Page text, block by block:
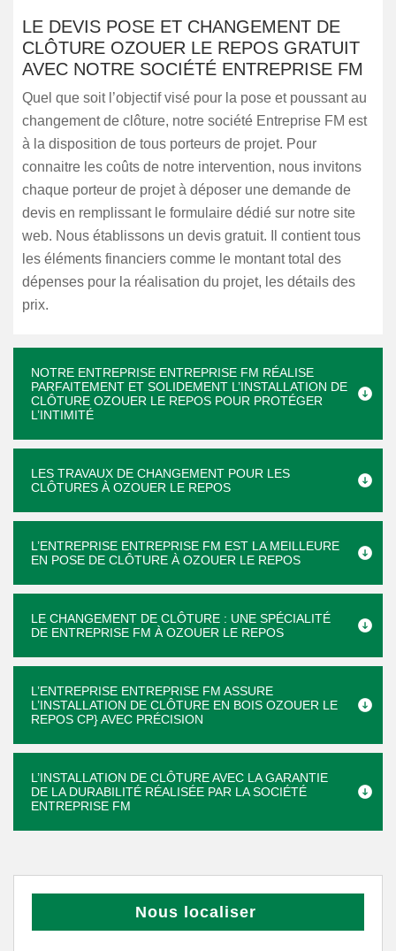
LE DEVIS POSE ET CHANGEMENT DE
CLÔTURE OZOUER LE REPOS GRATUIT
AVEC NOTRE SOCIÉTÉ ENTREPRISE FM
Quel que soit l’objectif visé pour la pose et poussant au
changement de clôture, notre société Entreprise FM est
à la disposition de tous porteurs de projet. Pour
connaitre les coûts de notre intervention, nous invitons
chaque porteur de projet à déposer une demande de
devis en remplissant le formulaire dédié sur notre site
web. Nous établissons un devis gratuit. Il contient tous
les éléments financiers comme le montant total des
dépenses pour la réalisation du projet, les détails des
prix.
NOTRE ENTREPRISE ENTREPRISE FM RÉALISE
PARFAITEMENT ET SOLIDEMENT L’INSTALLATION DE
CLÔTURE OZOUER LE REPOS POUR PROTÉGER
L’INTIMITÉ
LES TRAVAUX DE CHANGEMENT POUR LES
CLÔTURES À OZOUER LE REPOS
L’ENTREPRISE ENTREPRISE FM EST LA MEILLEURE
EN POSE DE CLÔTURE À OZOUER LE REPOS
LE CHANGEMENT DE CLÔTURE : UNE SPÉCIALITÉ
DE ENTREPRISE FM À OZOUER LE REPOS
L’ENTREPRISE ENTREPRISE FM ASSURE
L’INSTALLATION DE CLÔTURE EN BOIS OZOUER LE
REPOS CP} AVEC PRÉCISION
L’INSTALLATION DE CLÔTURE AVEC LA GARANTIE
DE LA DURABILITÉ RÉALISÉE PAR LA SOCIÉTÉ
ENTREPRISE FM
Nous localiser